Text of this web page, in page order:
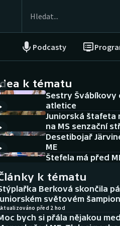
Podcasty
NEPŘEHLÉDNĚTE
Historické návraty
Aplikace ČT sport
AZ kvíz
k tématu
Sestry Švábíkovy
atletice
Juniorská štafeta
na MS senzační
Desetibojař
ME
Štefela má před
k tématu
Berková skončila
světovém
před 2 hod
bych si přála nějakou